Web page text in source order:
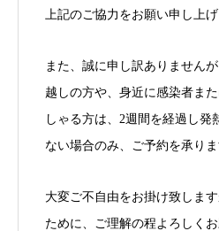
上記のご協力をお願い申し上げ
また、誠に申し訳ありません
越しの方や、身近に感染者ま
しゃる方は、2週間を経過し発
ない場合のみ、ご予約を承りま
大変ご不自由をお掛け致しま
ために、ご理解の程よろしくお